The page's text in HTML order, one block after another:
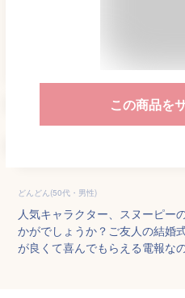
この商品を
どんどん(50代・男性)
人気キャラクター、スヌーピー
かがでしょうか？ご友人の結婚
が良くて喜んでもらえる電報な